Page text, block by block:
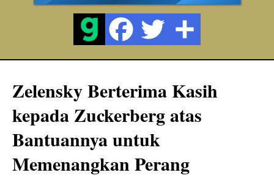
Zelensky Berterima Kasih
kepada Zuckerberg atas
Bantuannya untuk
Memenangkan Perang